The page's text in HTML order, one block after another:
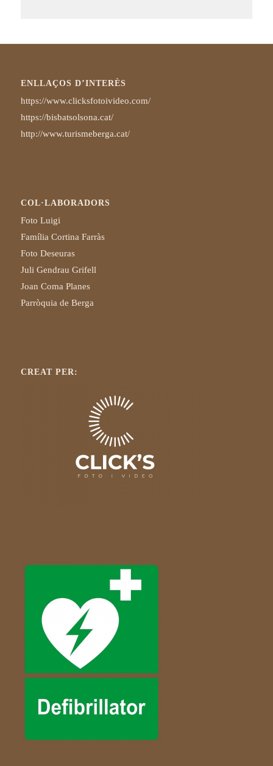
ENLLAÇOS D’INTERÈS
https://www.clicksfotoivideo.com/
https://bisbatsolsona.cat/
http://www.turismeberga.cat/
COL·LABORADORS
Foto Luigi
Família Cortina Farràs
Foto Deseuras
Juli Gendrau Grifell
Joan Coma Planes
Parròquia de Berga
CREAT PER: